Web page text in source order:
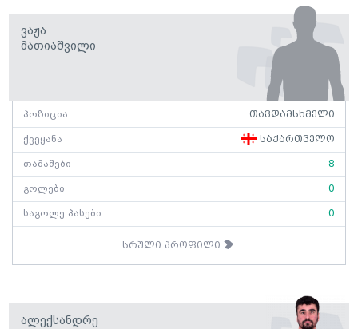
Ვაჟა
Მათიაშვილი
პოზიცია თავდამსხმელი
ქვეყანა საქართველო
თამაშები 8
გოლები 0
საგოლე პასები 0
სრული პროფილი
Ალექსანდრე